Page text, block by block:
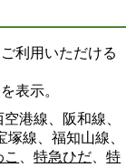
利用いただける
表示。
港線、阪和線、
線、福知山線、
、特急ひだ、特